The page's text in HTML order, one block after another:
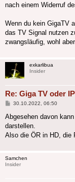
nach einem Widerruf
Wenn du kein GigaTV
das TV Signal nutzen
zwangsläufig, wohl
exkarlibua
Insider
Re: Giga TV oder
Beitrag
30.10.2022, 06:50
Abgesehen davon
darstellen.
Also die ÖR in HD, die
Samchen
Insider